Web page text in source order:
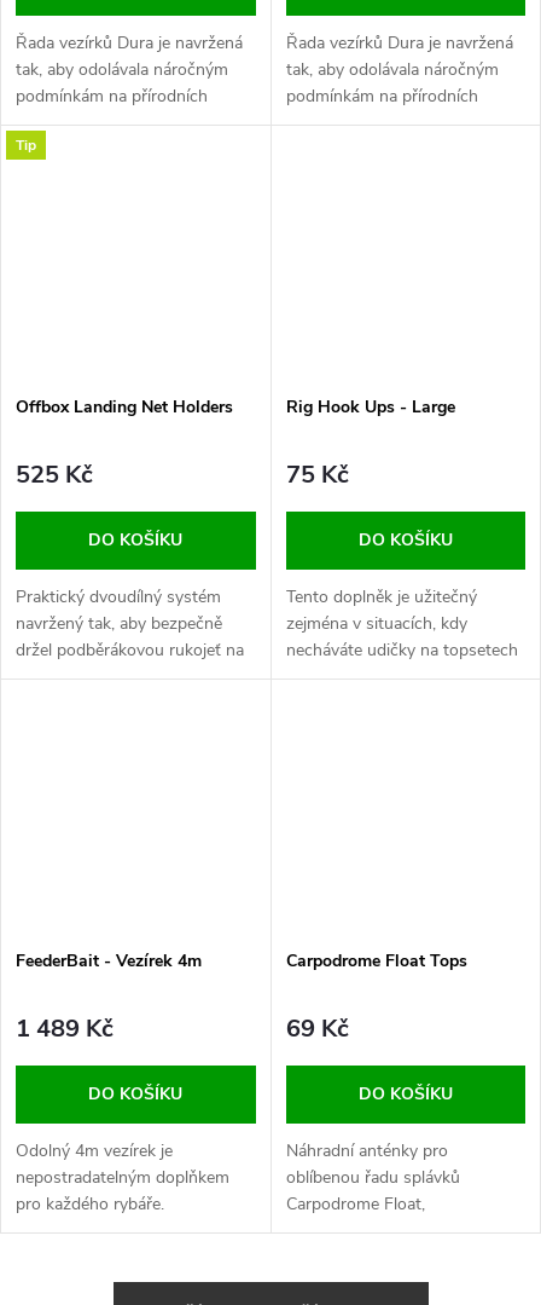
Řada vezírků Dura je navržená
tak, aby odolávala náročným
podmínkám na přírodních
revírech i komerčních revírech.
Řada vezírků Dura je navržená
tak, aby odolávala náročným
podmínkám na přírodních
revírech i komerčních revírech.
Tip
Offbox Landing Net Holders
525 Kč
DO KOŠÍKU
Praktický dvoudílný systém
navržený tak, aby bezpečně
držel podběrákovou rukojeť na
místě, čímž zrychluje a
Rig Hook Ups - Large
75 Kč
DO KOŠÍKU
Tento doplněk je užitečný
zejména v situacích, kdy
necháváte udičky na topsetech
i mezi vycházkami k vodě,
FeederBait - Vezírek 4m
1 489 Kč
DO KOŠÍKU
Odolný 4m vezírek je
nepostradatelným doplňkem
pro každého rybáře.
Carpodrome Float Tops
69 Kč
DO KOŠÍKU
Náhradní anténky pro
oblíbenou řadu splávků
Carpodrome Float,